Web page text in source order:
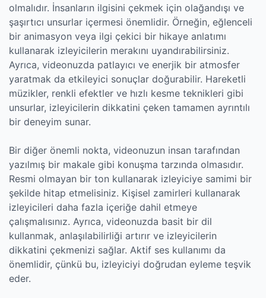
olmalıdır. İnsanların ilgisini çekmek için olağandışı ve
şaşırtıcı unsurlar içermesi önemlidir. Örneğin, eğlenceli
bir animasyon veya ilgi çekici bir hikaye anlatımı
kullanarak izleyicilerin merakını uyandırabilirsiniz.
Ayrıca, videonuzda patlayıcı ve enerjik bir atmosfer
yaratmak da etkileyici sonuçlar doğurabilir. Hareketli
müzikler, renkli efektler ve hızlı kesme teknikleri gibi
unsurlar, izleyicilerin dikkatini çeken tamamen ayrıntılı
bir deneyim sunar.
Bir diğer önemli nokta, videonuzun insan tarafından
yazılmış bir makale gibi konuşma tarzında olmasıdır.
Resmi olmayan bir ton kullanarak izleyiciye samimi bir
şekilde hitap etmelisiniz. Kişisel zamirleri kullanarak
izleyicileri daha fazla içeriğe dahil etmeye
çalışmalısınız. Ayrıca, videonuzda basit bir dil
kullanmak, anlaşılabilirliği artırır ve izleyicilerin
dikkatini çekmenizi sağlar. Aktif ses kullanımı da
önemlidir, çünkü bu, izleyiciyi doğrudan eyleme teşvik
eder.